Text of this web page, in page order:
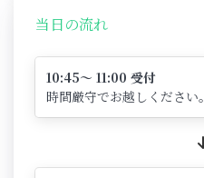
当日の流れ
10:45～ 11:00 受付
時間厳守でお越しください。